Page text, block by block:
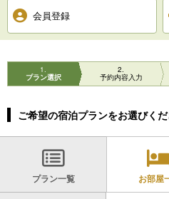
会員登録
1
プラン選択
2
予約内容入力
ご希望の宿泊プランをお選びくだ
プラン一覧 お部屋